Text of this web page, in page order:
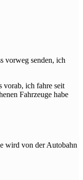
vorweg senden, ich
vorab, ich fahre seit
Fahrzeuge habe
wird von der Autobahn